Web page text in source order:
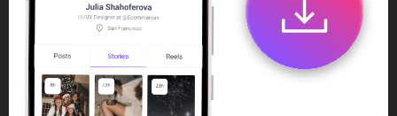
Перейти к боту